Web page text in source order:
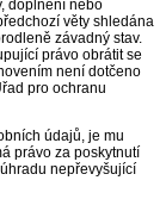
doplnění nebo
věty shledána
závadný stav.
právo obrátit se
není dotčeno
pro ochranu
údajů, je mu
právo za poskytnutí
nepřevyšující